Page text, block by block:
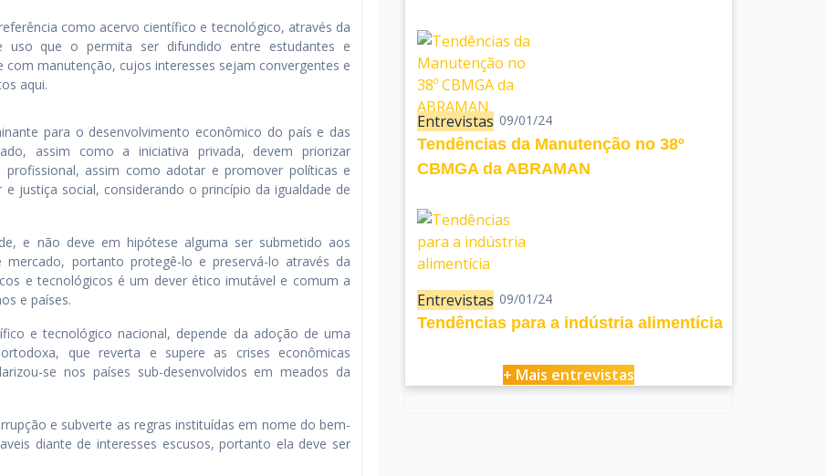
como acervo científico e tecnológico, através da
uso que o permita ser difundido entre estudantes e
manutenção, cujos interesses sejam convergentes e
aqui.
para o desenvolvimento econômico do país e das
assim como a iniciativa privada, devem priorizar
assim como adotar e promover políticas e
justiça social, considerando o princípio da igualdade de
e não deve em hipótese alguma ser submetido aos
portanto protegê-lo e preservá-lo através da
e tecnológicos é um dever ético imutável e comum a
e países.
e tecnológico nacional, depende da adoção de uma
que reverta e supere as crises econômicas
se nos países sub-desenvolvidos em meados da
e subverte as regras instituídas em nome do bem-
diante de interesses escusos, portanto ela deve ser
Entrevistas 09/01/24
Tendências da Manutenção no 38º
CBMGA da ABRAMAN
Entrevistas 09/01/24
Tendências para a indústria alimentícia
+ Mais entrevistas